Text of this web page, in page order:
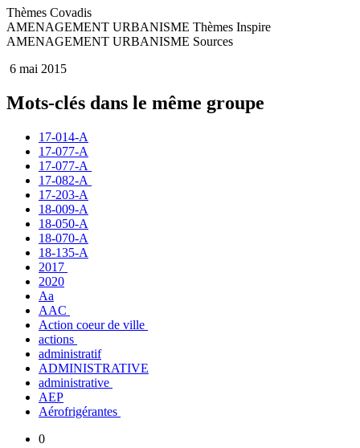
Thèmes Covadis
AMENAGEMENT URBANISME Thèmes Inspire
AMENAGEMENT URBANISME Sources
6 mai 2015
Mots-clés dans le même groupe
17-014-A
17-077-A
17-077-A
17-082-A
17-203-A
18-009-A
18-050-A
18-070-A
18-135-A
2017
2020
Aa
AAC
Action coeur de ville
actions
administratif
ADMINISTRATIVE
administrative
AEP
Aérofrigérantes
0